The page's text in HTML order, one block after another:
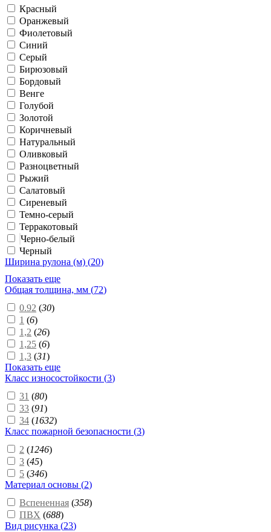
Красный
Оранжевый
Фиолетовый
Синий
Серый
Бирюзовый
Бордовый
Венге
Голубой
Золотой
Коричневый
Натуральный
Оливковый
Разноцветный
Рыжий
Салатовый
Сиреневый
Темно-серый
Терракотовый
Черно-белый
Черный
Ширина рулона (м) (20)
Показать еще
Общая толщина, мм (72)
0.92 (30)
1 (6)
1,2 (26)
1,25 (6)
1,3 (31)
Показать еще
Класс износостойкости (3)
31 (80)
33 (91)
34 (1632)
Класс пожарной безопасности (3)
2 (1246)
3 (45)
5 (346)
Материал основы (2)
Вспененная (358)
ПВХ (688)
Вид рисунка (23)